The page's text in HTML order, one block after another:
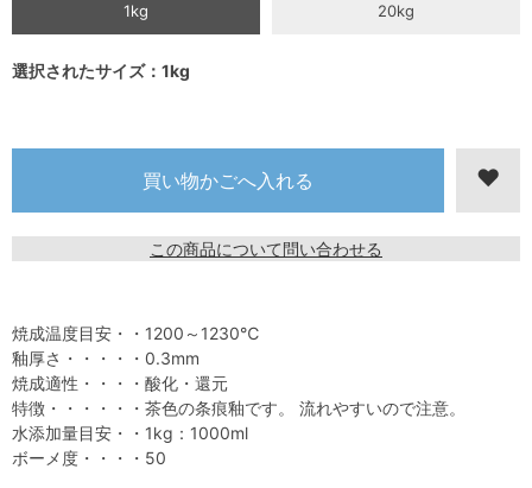
1kg 20kg
選択されたサイズ：1kg
この商品について問い合わせる
焼成温度目安・・1200～1230℃
釉厚さ・・・・・0.3mm
焼成適性・・・・酸化・還元
特徴・・・・・・茶色の条痕釉です。 流れやすいので注意。
水添加量目安・・1kg：1000ml
ボーメ度・・・・50